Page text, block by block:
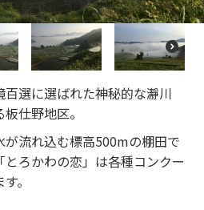
N
e
xt
選に選ばれた神秘的な瀞川
仕野地区。
流れ込む標高500mの棚田で
ろかわの恋」は各種コンクー
。